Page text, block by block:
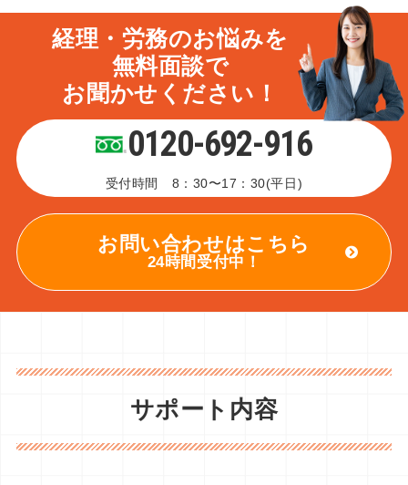
経理・労務のお悩みを
無料面談で
お聞かせください！
0120-692-916
受付時間 8：30〜17：30(平日)
お問い合わせはこちら
24時間受付中！
サポート内容